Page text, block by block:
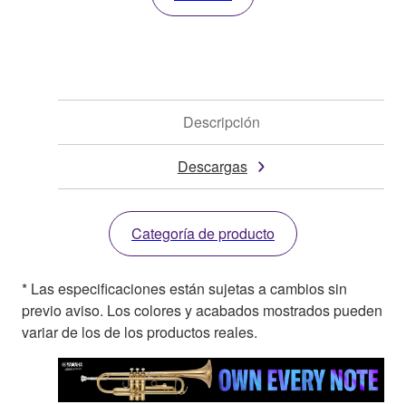
Descripción
Descargas
Categoría de producto
* Las especificaciones están sujetas a cambios sin
previo aviso. Los colores y acabados mostrados pueden
variar de los de los productos reales.